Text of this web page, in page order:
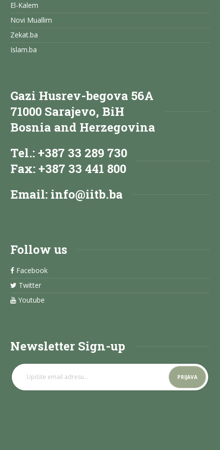
El-Kalem
Novi Muallim
Zekat.ba
Islam.ba
Gazi Husrev-begova 56A
71000 Sarajevo, BiH
Bosnia and Herzegovina
Tel.: +387 33 289 730
Fax: +387 33 441 800
Email: info@iitb.ba
Follow us
Facebook
Twitter
Youtube
Newsletter Sign-up